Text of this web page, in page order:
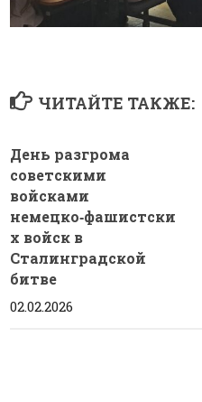
ЧИТАЙТЕ ТАКЖЕ:
День разгрома
советскими
войсками
немецко‑фашистски
х войск в
Сталинградской
битве
02.02.2026